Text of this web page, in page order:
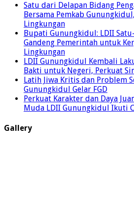
Satu dari Delapan Bidang
Bersama Pemkab
Lingkungan
Bupati Gunungkidul: LDII
Gandeng Pemerintah untuk
Lingkungan
LDII Gunungkidul Kembali
Bakti untuk Negeri, Perkuat
Latih Jiwa Kritis dan Problem
Gunungkidul Gelar FGD
Perkuat Karakter dan Daya
Muda LDII Gunungkidul Ikuti
Gallery